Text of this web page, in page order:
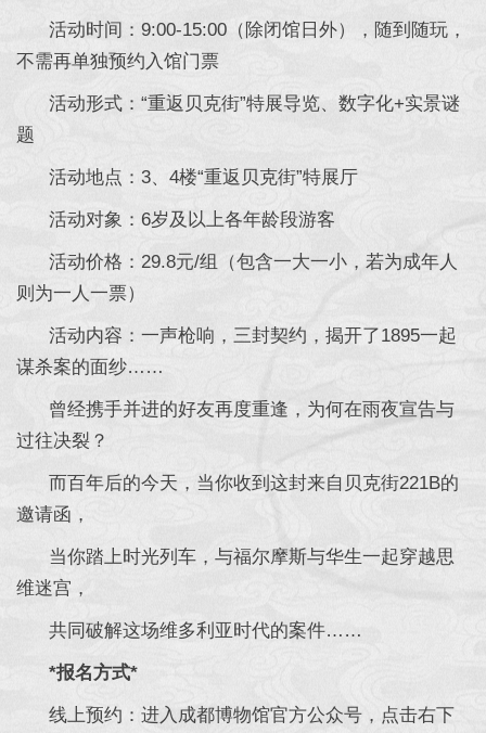
活动时间：9:00-15:00（除闭馆日外），随到随玩，
不需再单独预约入馆门票
活动形式：“重返贝克街”特展导览、数字化+实景谜
题
活动地点：3、4楼“重返贝克街”特展厅
活动对象：6岁及以上各年龄段游客
活动价格：29.8元/组（包含一大一小，若为成年人
则为一人一票）
活动内容：一声枪响，三封契约，揭开了1895一起
谋杀案的面纱……
曾经携手并进的好友再度重逢，为何在雨夜宣告与
过往决裂？
而百年后的今天，当你收到这封来自贝克街221B的
邀请函，
当你踏上时光列车，与福尔摩斯与华生一起穿越思
维迷宫，
共同破解这场维多利亚时代的案件……
*报名方式*
线上预约：进入成都博物馆官方公众号，点击右下